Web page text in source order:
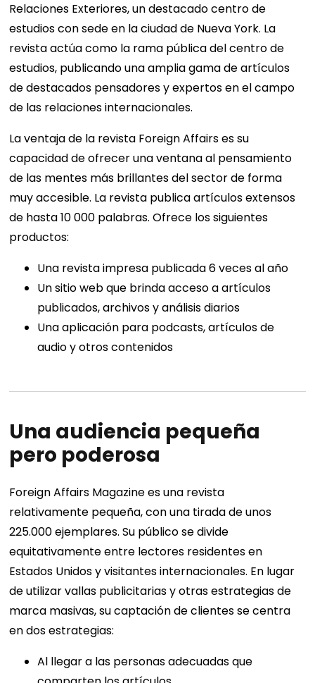
Relaciones Exteriores, un destacado centro de
estudios con sede en la ciudad de Nueva York. La
revista actúa como la rama pública del centro de
estudios, publicando una amplia gama de artículos
de destacados pensadores y expertos en el campo
de las relaciones internacionales.
La ventaja de la revista Foreign Affairs es su
capacidad de ofrecer una ventana al pensamiento
de las mentes más brillantes del sector de forma
muy accesible. La revista publica artículos extensos
de hasta 10 000 palabras. Ofrece los siguientes
productos:
Una revista impresa publicada 6 veces al año
Un sitio web que brinda acceso a artículos
publicados, archivos y análisis diarios
Una aplicación para podcasts, artículos de
audio y otros contenidos
Una audiencia pequeña
pero poderosa
Foreign Affairs Magazine es una revista
relativamente pequeña, con una tirada de unos
225.000 ejemplares. Su público se divide
equitativamente entre lectores residentes en
Estados Unidos y visitantes internacionales. En lugar
de utilizar vallas publicitarias y otras estrategias de
marca masivas, su captación de clientes se centra
en dos estrategias:
Al llegar a las personas adecuadas que